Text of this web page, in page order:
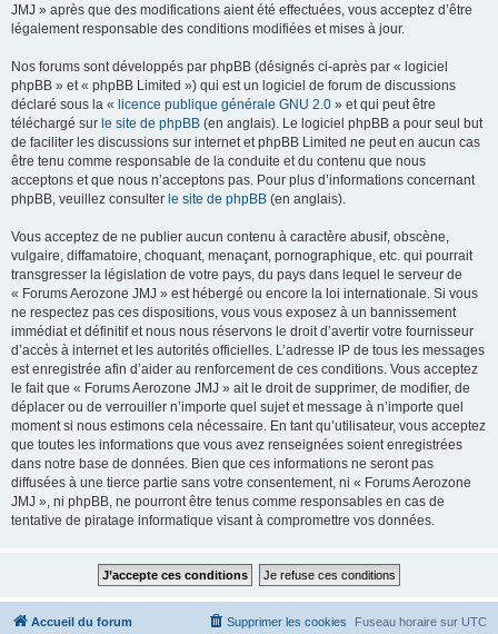
JMJ » après que des modifications aient été effectuées, vous acceptez d’être
légalement responsable des conditions modifiées et mises à jour.
Nos forums sont développés par phpBB (désignés ci-après par « logiciel
phpBB » et « phpBB Limited ») qui est un logiciel de forum de discussions
déclaré sous la « licence publique générale GNU 2.0 » et qui peut être
téléchargé sur le site de phpBB (en anglais). Le logiciel phpBB a pour seul but
de faciliter les discussions sur internet et phpBB Limited ne peut en aucun cas
être tenu comme responsable de la conduite et du contenu que nous
acceptons et que nous n’acceptons pas. Pour plus d’informations concernant
phpBB, veuillez consulter le site de phpBB (en anglais).
Vous acceptez de ne publier aucun contenu à caractère abusif, obscène,
vulgaire, diffamatoire, choquant, menaçant, pornographique, etc. qui pourrait
transgresser la législation de votre pays, du pays dans lequel le serveur de
« Forums Aerozone JMJ » est hébergé ou encore la loi internationale. Si vous
ne respectez pas ces dispositions, vous vous exposez à un bannissement
immédiat et définitif et nous nous réservons le droit d’avertir votre fournisseur
d’accès à internet et les autorités officielles. L’adresse IP de tous les messages
est enregistrée afin d’aider au renforcement de ces conditions. Vous acceptez
le fait que « Forums Aerozone JMJ » ait le droit de supprimer, de modifier, de
déplacer ou de verrouiller n’importe quel sujet et message à n’importe quel
moment si nous estimons cela nécessaire. En tant qu’utilisateur, vous acceptez
que toutes les informations que vous avez renseignées soient enregistrées
dans notre base de données. Bien que ces informations ne seront pas
diffusées à une tierce partie sans votre consentement, ni « Forums Aerozone
JMJ », ni phpBB, ne pourront être tenus comme responsables en cas de
tentative de piratage informatique visant à compromettre vos données.
Accueil du forum Fuseau horaire sur UTC
Supprimer les cookies